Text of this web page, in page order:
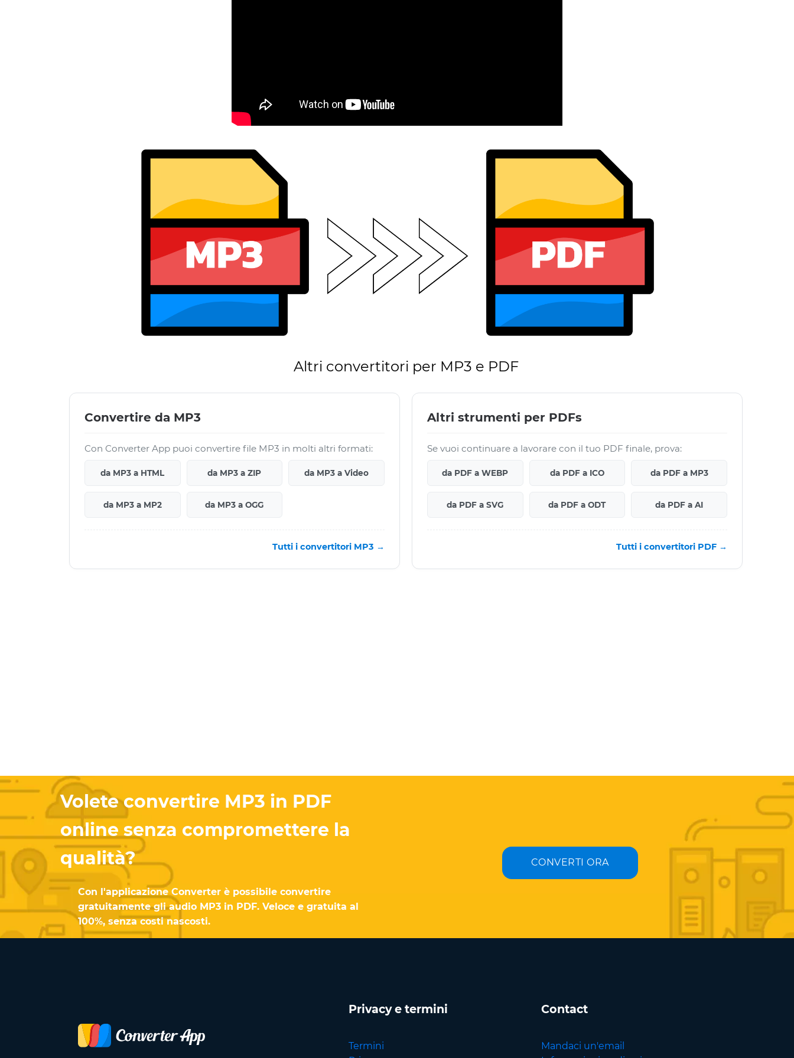
Altri convertitori per MP3 e PDF
Convertire da MP3
Con Converter App puoi convertire file MP3 in molti altri formati:
da MP3 a HTML da MP3 a ZIP da MP3 a Video
da MP3 a MP2 da MP3 a OGG
Tutti i convertitori MP3 →
Altri strumenti per PDFs
Se vuoi continuare a lavorare con il tuo PDF finale, prova:
da PDF a WEBP da PDF a ICO da PDF a MP3
da PDF a SVG da PDF a ODT da PDF a AI
Tutti i convertitori PDF →
Volete convertire MP3 in PDF
online senza compromettere la
qualità?
Con l'applicazione Converter è possibile convertire
gratuitamente gli audio MP3 in PDF. Veloce e gratuita al
100%, senza costi nascosti.
CONVERTI ORA
Privacy e termini
Termini
Contact
Mandaci un'email